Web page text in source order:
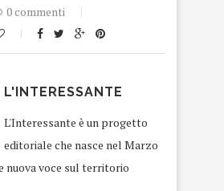
0 commenti
L'INTERESSANTE
L'Interessante è un progetto
editoriale che nasce nel Marzo
nuova voce sul territorio